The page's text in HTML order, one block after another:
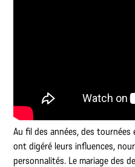
Au fil des années, des
ont digéré leurs influences,
personnalités. Le mariage des